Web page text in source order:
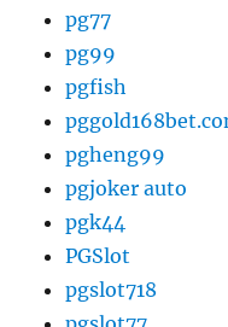
pg77
pg99
pgfish
pgheng99
pgjoker auto
pgk44
PGSlot
pgslot718